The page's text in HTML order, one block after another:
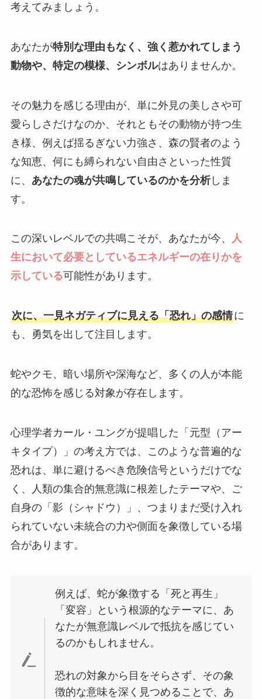
考えてみましょう。
あなたが特別な理由もなく、強く惹かれてしまう
動物や、特定の模様、シンボルはありませんか。
その魅力を感じる理由が、単に外見の美しさや可
愛らしさだけなのか、それともその動物が持つ生
き様、例えば揺るぎない力強さ、森の賢者のよう
な知恵、何にも縛られない自由さといった性質
に、 あなたの魂が共鳴しているのかを分析しま
す。
この深いレベルでの共鳴こそが、あなたが今、
人
生において必要としているエネルギーの在りかを
示している可能性があります。
次に、一見ネガティブに見える「恐れ」の感情に
も、勇気を出して注目します。
蛇やクモ、暗い場所や深海など、多くの人が本能
的な恐怖を感じる対象が存在します。
心理学者カール・ユングが提唱した「元型（アー
キタイプ）」の考え方では、このような普遍的な
恐れは、単に避けるべき危険信号というだけでな
く、人類の集合的無意識に根差したテーマや、ご
自身の「影（シャドウ）」、つまりまだ受け入れ
られていない未統合の力や側面を象徴している場
合があります。
例えば、蛇が象徴する「死と再生」
「変容」という根源的なテーマに、あ
なたが無意識レベルで抵抗を感じてい
るのかもしれません。
恐れの対象から目をそらさず、その象
徴的な意味を深く見つめることで、あ